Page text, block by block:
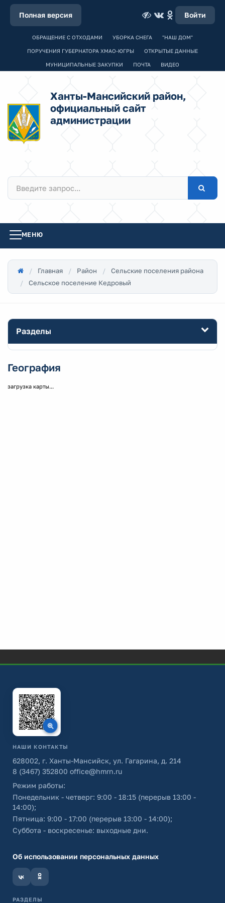
Полная версия Войти
ОБРАЩЕНИЕ С ОТХОДАМИ УБОРКА СНЕГА "НАШ ДОМ"
ПОРУЧЕНИЯ ГУБЕРНАТОРА ХМАО-ЮГРЫ ОТКРЫТЫЕ ДАННЫЕ
МУНИЦИПАЛЬНЫЕ ЗАКУПКИ ПОЧТА ВИДЕО
Ханты-Мансийский район,
официальный сайт
администрации
МЕНЮ
Главная Район
Сельские поселения района
Сельское поселение Кедровый
Разделы
География
загрузка карты...
НАШИ КОНТАКТЫ
628002, г. Ханты-Мансийск, ул. Гагарина, д. 214
8 (3467) 352800 office@hmrn.ru
Режим работы:
Понедельник - четверг: 9:00 - 18:15 (перерыв 13:00 -
14:00);
Пятница: 9:00 - 17:00 (перерыв 13:00 - 14:00);
Суббота - воскресенье: выходные дни.
Об использовании персональных данных
РАЗДЕЛЫ